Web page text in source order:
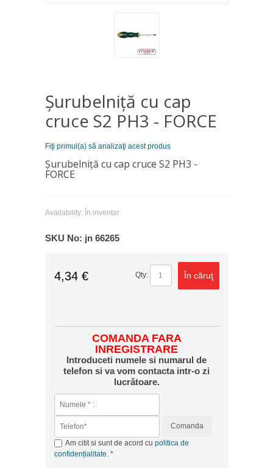
Şurubelniţă cu cap
cruce S2 PH3 - FORCE
Fiţi primul(a) să analizaţi acest produs
Şurubelniţă cu cap cruce S2 PH3 -
FORCE
Availability: În inventar
SKU No: jn 66265
4,34 € Qty: În căruţ
COMANDA FARA
INREGISTRARE
Introduceti numele si numarul de
telefon si va vom contacta intr-o zi
lucrătoare.
Comanda
Am citit si sunt de acord cu politica de
confidențialitate